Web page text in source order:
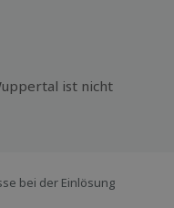
ist nicht
bei der Einlösung